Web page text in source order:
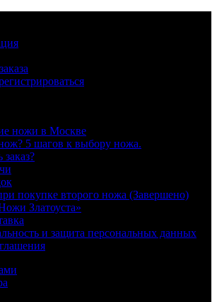
ножи в Москве
5 шагов к выбору ножа.
покупке второго ножа (Завершено)
Златоуста»
и защита персональных данных